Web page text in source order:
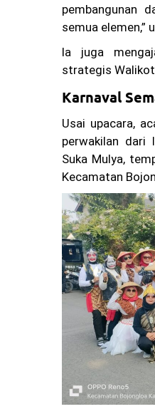
pembangunan
semua elemen,”
Ia juga
strategis
Karnaval
Usai upacara,
perwakilan dari
Suka Mulya,
Kecamatan